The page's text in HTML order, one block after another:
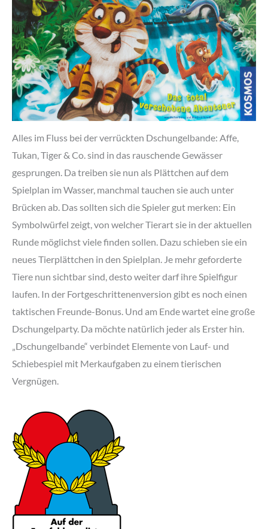
Alles im Fluss bei der verrückten Dschungelbande: Affe,
Tukan, Tiger & Co. sind in das rauschende Gewässer
gesprungen. Da treiben sie nun als Plättchen auf dem
Spielplan im Wasser, manchmal tauchen sie auch unter
Brücken ab. Das sollten sich die Spieler gut merken: Ein
Symbolwürfel zeigt, von welcher Tierart sie in der aktuellen
Runde möglichst viele finden sollen. Dazu schieben sie ein
neues Tierplättchen in den Spielplan. Je mehr geforderte
Tiere nun sichtbar sind, desto weiter darf ihre Spielfigur
laufen. In der Fortgeschrittenenversion gibt es noch einen
taktischen Freunde-Bonus. Und am Ende wartet eine große
Dschungelparty. Da möchte natürlich jeder als Erster hin.
„Dschungelbande“ verbindet Elemente von Lauf- und
Schiebespiel mit Merkaufgaben zu einem tierischen
Vergnügen.